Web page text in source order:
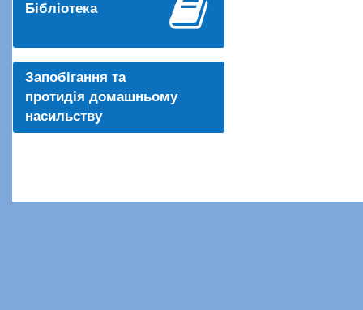
Бібліотека
Запобігання та
протидія домашньому
насильству